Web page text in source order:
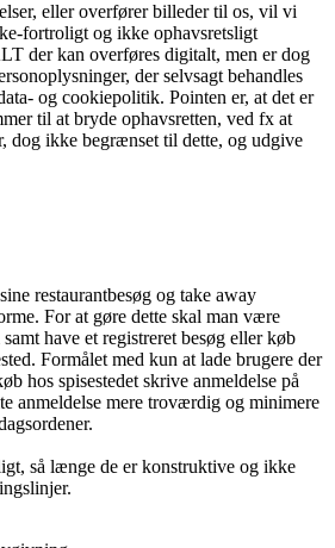
eller overfører billeder til os, vil vi
fortroligt og ikke ophavsretsligt
der kan overføres digitalt, men er dog
der selvsagt behandles
og cookiepolitik. Pointen er, at det er
til at bryde ophavsretten, ved fx at
dog ikke begrænset til dette, og udgive
restaurantbesøg og take away
For at gøre dette skal man være
have et registreret besøg eller køb
Formålet med kun at lade brugere der
hos spisestedet skrive anmeldelse på
anmeldelse mere troværdig og minimere
så længe de er konstruktive og ikke